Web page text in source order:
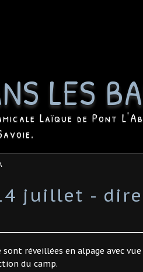
LES
Laïque de Pont
juillet -
réveillées en alpage avec vue
du camp.